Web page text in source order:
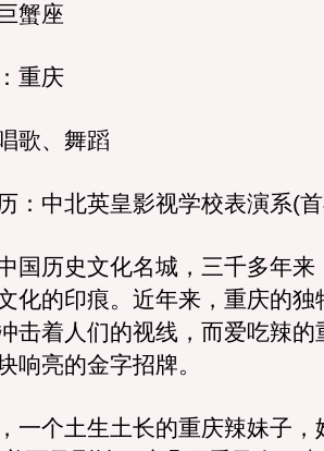
蟹座
重庆
、舞蹈
中北英皇影视学校表演系(
历史文化名城，三千多年来
化的印痕。近年来，重庆的独
击着人们的视线，而爱吃辣的
响亮的金字招牌。
个土生土长的重庆辣妹子，